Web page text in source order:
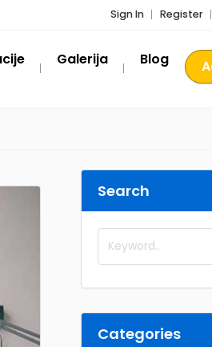
Sign In Register
Galerija Blog
Search
Categories